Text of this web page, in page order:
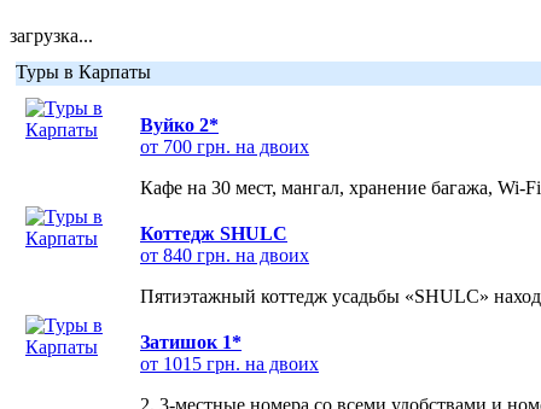
загрузка...
Туры в Карпаты
Вуйко 2*
от 700 грн. на двоих
Кафе на 30 мест, мангал, хранение багажа, Wi-
Коттедж SHULC
от 840 грн. на двоих
Пятиэтажный коттедж усадьбы «SHULC»
Затишок 1*
от 1015 грн. на двоих
2, 3-местные номера со всеми удобствами и